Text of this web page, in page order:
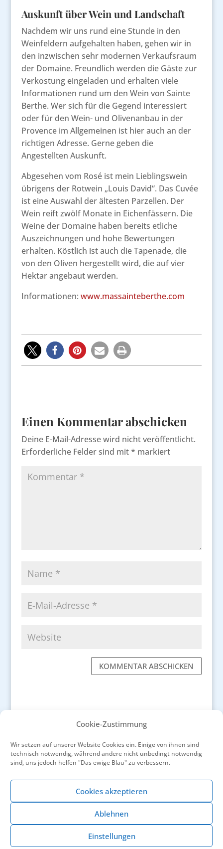
Cookie-Zustimmung
Wir setzen auf unserer Website Cookies ein. Einige von ihnen sind
technisch notwendig, während andere nicht unbedingt notwendig
sind, uns jedoch helfen "Das ewige Blau" zu verbessern.
Cookies akzeptieren
Ablehnen
Einstellungen
Auskunft über Wein und Landschaft
Nachdem wir uns rund eine Stunde in den
Weinfeldern aufgehalten haben, gehen wir in
den inzwischen sehr modernen Verkaufsraum
der Domaine. Freundlich werden die Gäste zur
Verkostung eingeladen und erhalten viele
Informationen rund um den Wein von Sainte
Berthe. Wer sich für die Gegend interessiert
oder für den Wein- und Olivenanbau in der
Provence im Allgemeinen ist hier auch an der
richtigen Adresse. Gerne geben die
Angestellten Auskunft.
Abgesehen vom Rosé ist mein Lieblingswein
übrigens der Rotwein „Louis David“. Das Cuvée
ist eine Auswahl der ältesten Parzellen. Der
Wein reift zwölf Monate in Eichenfässern. Die
Weine der Domaine haben bereits etliche
Auszeichnungen und hohe Bewertungen
erhalten. Köstlich ist auch die Tapenade, die
von den Oliven hergestellt wird, die auf vier
Hektar angebaut werden.
Informationen: www.massainteberthe.com
Einen Kommentar abschicken
Deine E-Mail-Adresse wird nicht veröffentlicht.
Erforderliche Felder sind mit* markiert
KOMMENTAR ABSCHICKEN
Hafen von Marseille
Vincent van Gogh auf der Suche nach den
© Sylvia Lukassen 2026